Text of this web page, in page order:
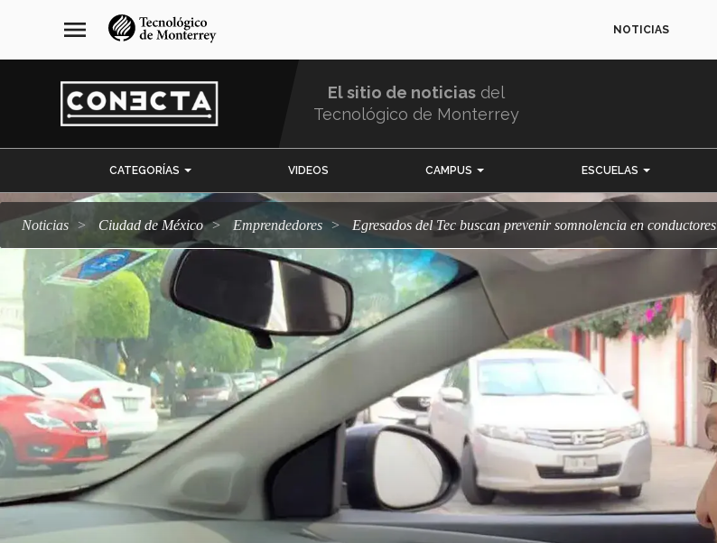
navegación
principal
menu NOTICIAS
El sitio de noticias del
Tecnológico de Monterrey
CATEGORÍAS VIDEOS CAMPUS ESCUELAS
Noticias Ciudad de México emprendedores Egresados del Tec buscan prevenir somnolencia en conductores